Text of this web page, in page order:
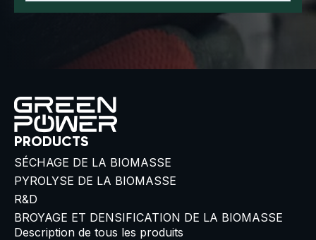
PRODUCTS
SÉCHAGE DE LA BIOMASSE
PYROLYSE DE LA BIOMASSE
R&D
BROYAGE ET DENSIFICATION DE LA BIOMASSE
Description de tous les produits